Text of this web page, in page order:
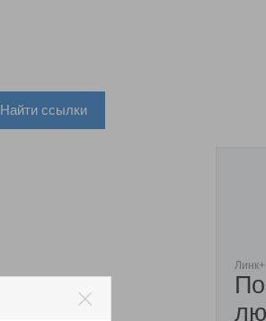
Найти ссылки
Линк+